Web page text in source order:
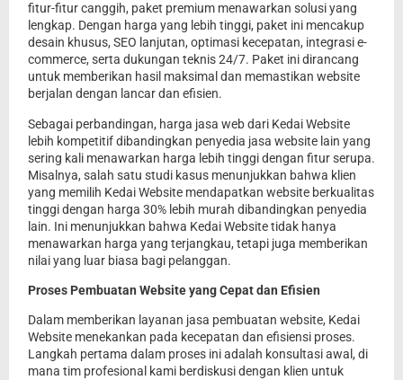
fitur-fitur canggih, paket premium menawarkan solusi yang
lengkap. Dengan harga yang lebih tinggi, paket ini mencakup
desain khusus, SEO lanjutan, optimasi kecepatan, integrasi e-
commerce, serta dukungan teknis 24/7. Paket ini dirancang
untuk memberikan hasil maksimal dan memastikan website
berjalan dengan lancar dan efisien.
Sebagai perbandingan, harga jasa web dari Kedai Website
lebih kompetitif dibandingkan penyedia jasa website lain yang
sering kali menawarkan harga lebih tinggi dengan fitur serupa.
Misalnya, salah satu studi kasus menunjukkan bahwa klien
yang memilih Kedai Website mendapatkan website berkualitas
tinggi dengan harga 30% lebih murah dibandingkan penyedia
lain. Ini menunjukkan bahwa Kedai Website tidak hanya
menawarkan harga yang terjangkau, tetapi juga memberikan
nilai yang luar biasa bagi pelanggan.
Proses Pembuatan Website yang Cepat dan Efisien
Dalam memberikan layanan jasa pembuatan website, Kedai
Website menekankan pada kecepatan dan efisiensi proses.
Langkah pertama dalam proses ini adalah konsultasi awal, di
mana tim profesional kami berdiskusi dengan klien untuk